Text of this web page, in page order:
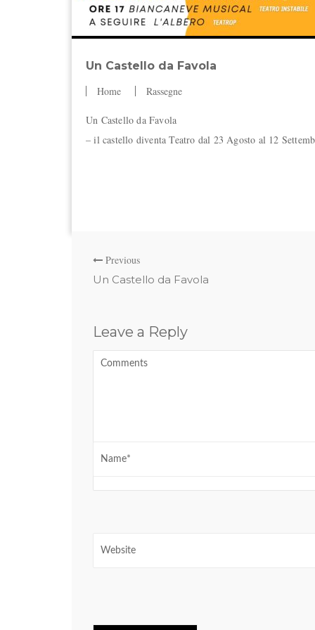
Un Castello da Favola
Home
Rassegne
Un Castello da Favola
– il castello diventa Teatro dal 23 Agosto al 12
Previous
Un Castello da Favola
Leave a Reply